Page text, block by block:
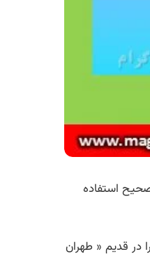
استفاده
در قدیم « طهران